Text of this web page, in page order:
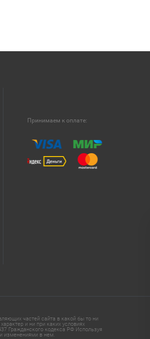
Принимаем к оплате:
частей сайта в какой бы то ни
и ни при каких условиях
Гражданского кодекса РФ Используя
и изменениями в нем.